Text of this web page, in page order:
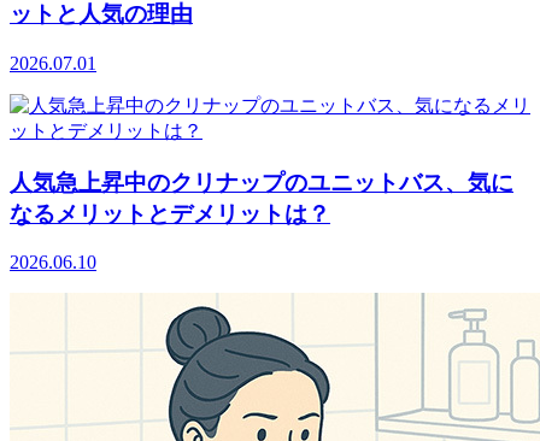
ットと人気の理由
2026.07.01
人気急上昇中のクリナップのユニットバス、気に
なるメリットとデメリットは？
2026.06.10